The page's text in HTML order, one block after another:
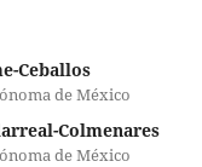
Ceballos
de México
Colmenares
de México